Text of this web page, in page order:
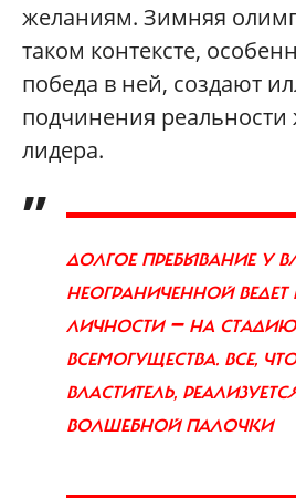
желаниям. Зимняя
таком контексте,
победа в ней, создают
подчинения
лидера.
„
ДОЛГОЕ ПРЕБЫВАНИЕ У
НЕОГРАНИЧЕННОЙ ВЕДЕТ
ЛИЧНОСТИ —НА
ВСЕМОГУЩЕСТВА. ВСЕ,
ВЛАСТИТЕЛЬ,
ВОЛШЕБНОЙ ПАЛОЧКИ